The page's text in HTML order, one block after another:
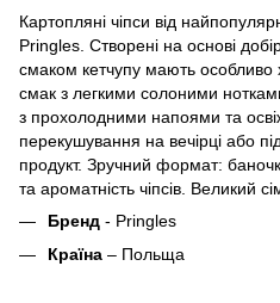
Картопляні чіпси від
Pringles. Створені на основі
смаком кетчупу мають особливо
смак з легкими солоними
з прохолодними напоями та
перекушування на вечірці або
продукт. Зручний формат:
та ароматність чіпсів. Великий
Бренд - Pringles
Країна – Польща